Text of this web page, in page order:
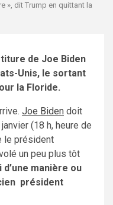
», dit Trump en quittant la
de Joe Biden
Unis, le sortant
la Floride.
Joe Biden doit
(18 h, heure de
le président
un peu plus tôt
manière ou
président